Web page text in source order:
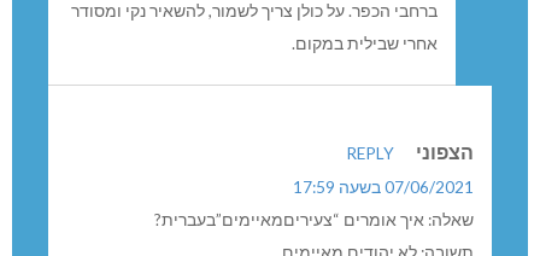
ברחבי הכפר. על כולן צריך לשמור, להשאיר נקי ומסודר
אחרי שבילית במקום.
הצפוני
REPLY
07/06/2021 בשעה 17:59
שאלה: איך אומרים “צעיריםמאיימים”בעברית?